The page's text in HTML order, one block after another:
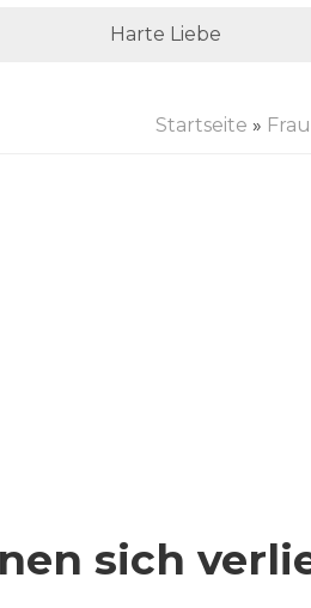
Harte Liebe
Startseite » Frau
sich